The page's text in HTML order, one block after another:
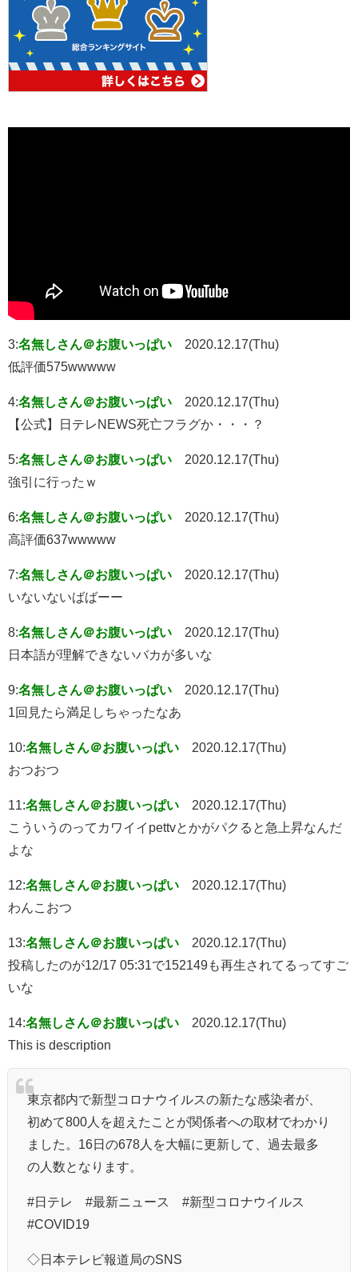
3:名無しさん＠お腹いっぱい
2020.12.17(Thu)
低評価575wwwww
4:名無しさん＠お腹いっぱい
2020.12.17(Thu)
【公式】日テレNEWS死亡フラグか・・・？
5:名無しさん＠お腹いっぱい
2020.12.17(Thu)
強引に行ったｗ
6:名無しさん＠お腹いっぱい
2020.12.17(Thu)
高評価637wwwww
7:名無しさん＠お腹いっぱい
2020.12.17(Thu)
いないないばばーー
8:名無しさん＠お腹いっぱい
2020.12.17(Thu)
日本語が理解できないバカが多いな
9:名無しさん＠お腹いっぱい
2020.12.17(Thu)
1回見たら満足しちゃったなあ
10:名無しさん＠お腹いっぱい
2020.12.17(Thu)
おつおつ
11:名無しさん＠お腹いっぱい
2020.12.17(Thu)
こういうのってカワイイpettvとかがパクると急上昇なんだ
よな
12:名無しさん＠お腹いっぱい
2020.12.17(Thu)
わんこおつ
13:名無しさん＠お腹いっぱい
2020.12.17(Thu)
投稿したのが12/17 05:31で152149も再生されてるってすご
いな
14:名無しさん＠お腹いっぱい
2020.12.17(Thu)
This is description
東京都内で新型コロナウイルスの新たな感染者が、
初めて800人を超えたことが関係者への取材でわかり
ました。16日の678人を大幅に更新して、過去最多
の人数となります。
#日テレ #最新ニュース #新型コロナウイルス
#COVID19
◇日本テレビ報道局のSNS